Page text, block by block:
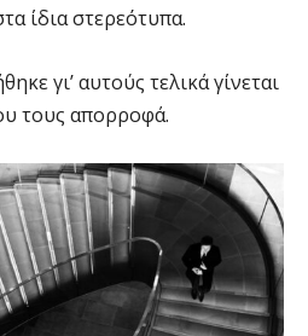
ίδια στερεότυπα.
γι’ αυτούς τελικά γίνεται
τους απορροφά.